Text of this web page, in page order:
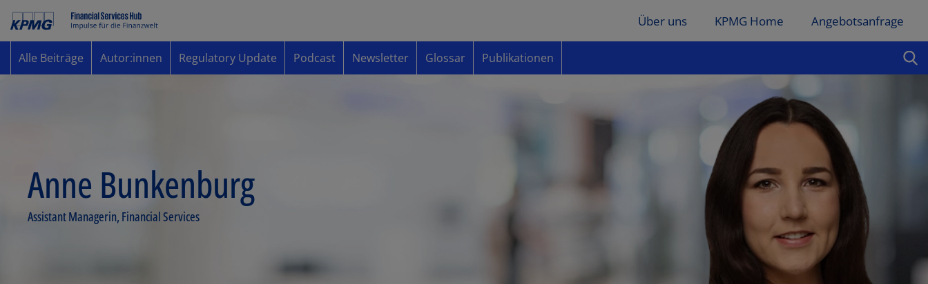
Über uns KPMG Home Angebotsanfrage
Alle Beiträge Autor:innen Regulatory Update Podcast Newsletter Glossar Publikationen
Anne Bunkenburg
Assistant Managerin, Financial Services